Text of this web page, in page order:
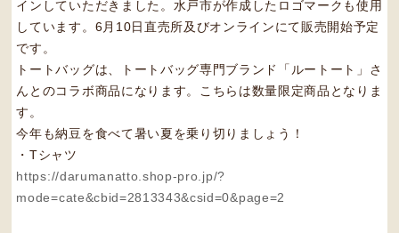
インしていただきました。水戸市が作成したロゴマークも使用
しています。6月10日直売所及びオンラインにて販売開始予定
です。
トートバッグは、トートバッグ専門ブランド「ルートート」さ
んとのコラボ商品になります。こちらは数量限定商品となりま
す。
今年も納豆を食べて暑い夏を乗り切りましょう！
・Tシャツ
https://darumanatto.shop-pro.jp/?
mode=cate&cbid=2813343&csid=0&page=2